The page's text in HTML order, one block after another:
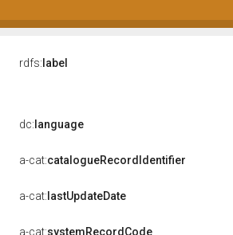
rdfs: label
dc: language
a-cat:catalogueRecordIdentifier
a-cat: lastUpdateDate
a-cat:systemRecordCode